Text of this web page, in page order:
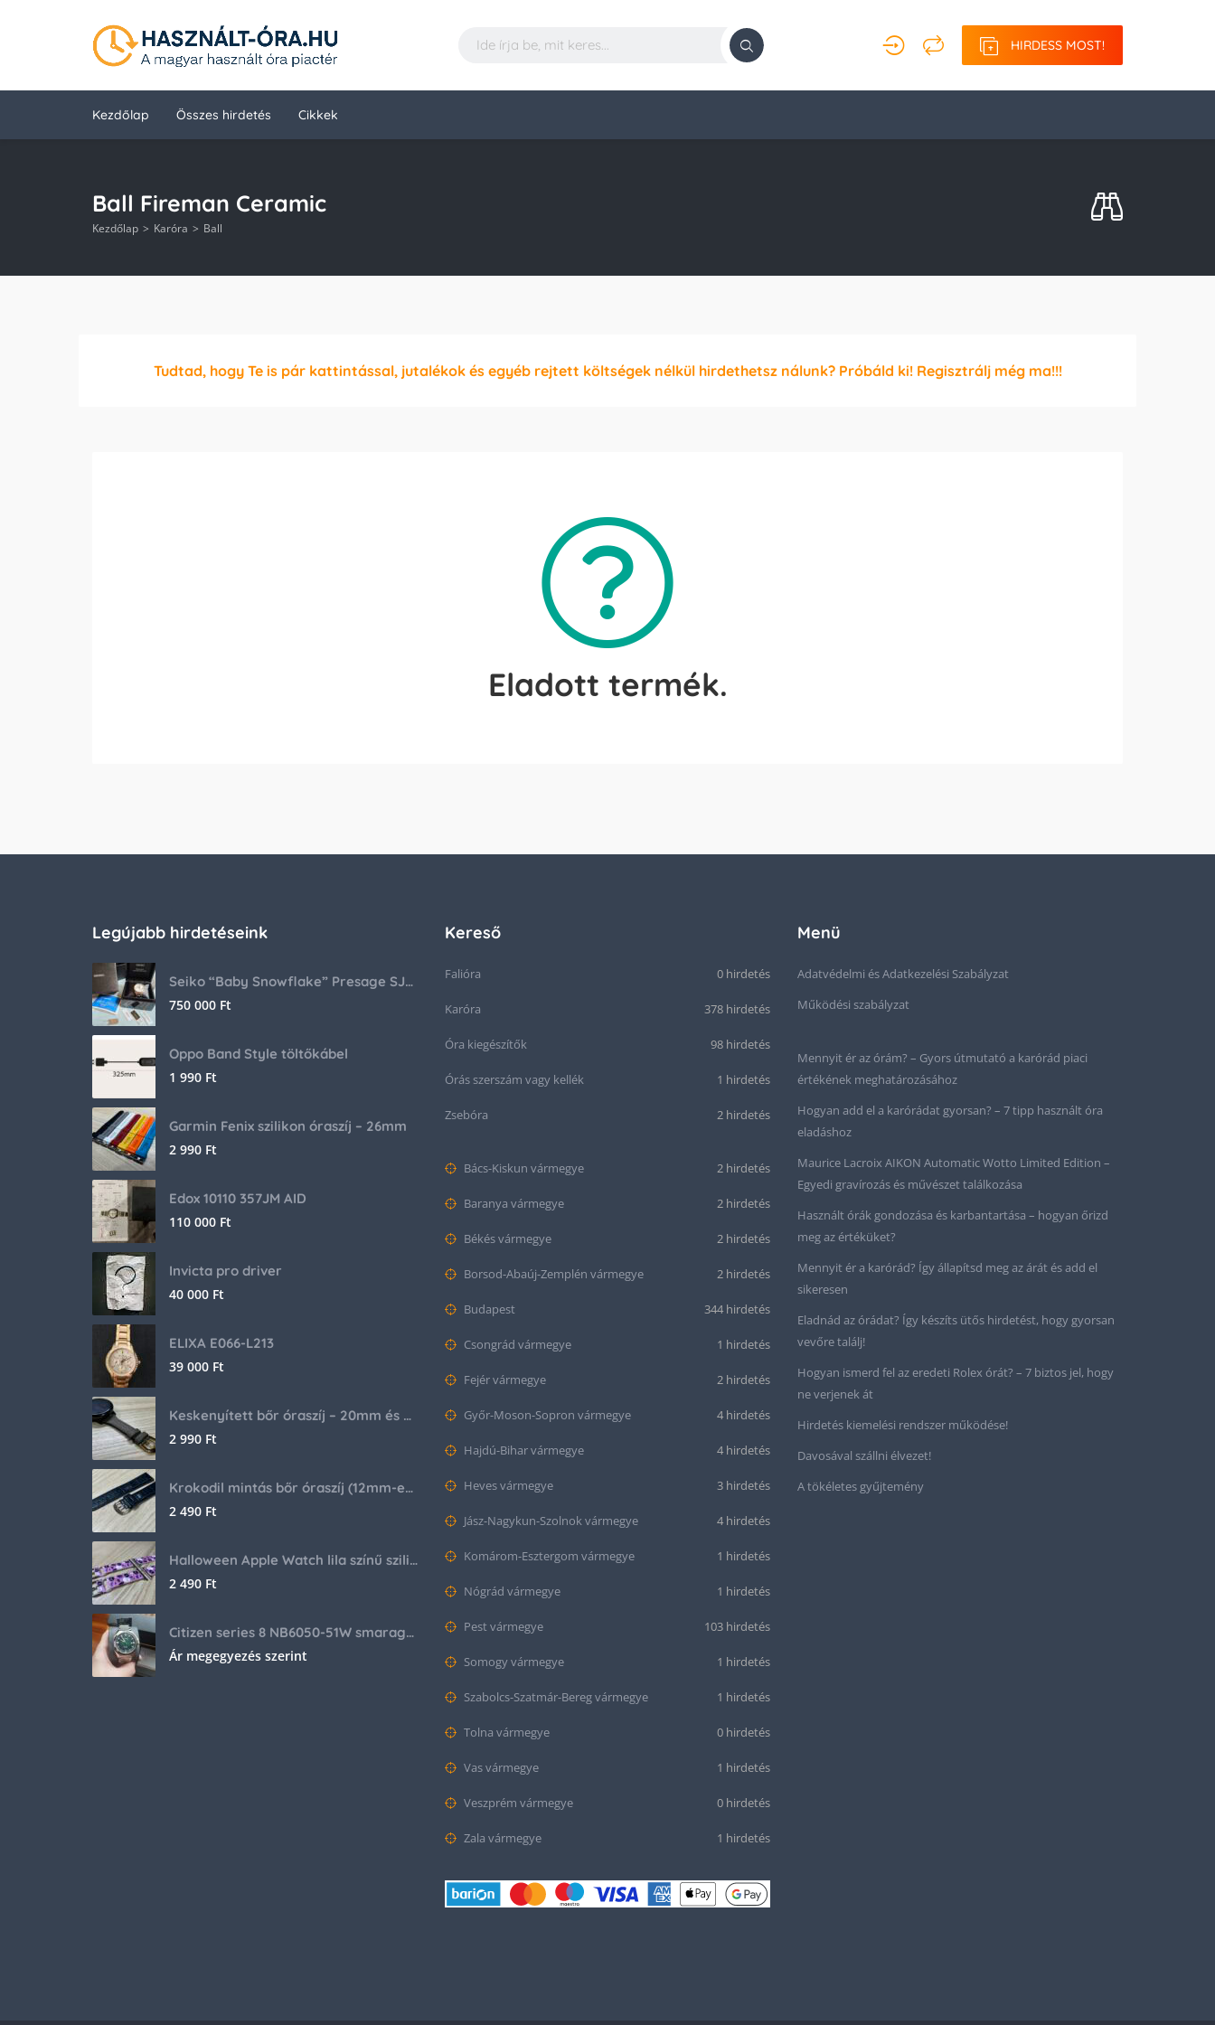
HIRDESS MOST!
Kezdőlap Összes hirdetés Cikkek
Ball Fireman Ceramic
Kezdőlap Karóra Ball
Tudtad, hogy Te is pár kattintással, jutalékok és egyéb rejtett költségek nélkül hirdethetsz nálunk? Próbáld ki! Regisztrálj még ma!!!
Eladott termék.
Legújabb hirdetéseink
Seiko “Baby Snowflake” Presage SJE073J1/SARA015 Limited Edition
750 000 Ft
Oppo Band Style töltőkábel
1 990 Ft
Garmin Fenix szilikon óraszíj – 26mm
2 990 Ft
Edox 10110 357JM AID
110 000 Ft
Invicta pro driver
40 000 Ft
ELIXA E066-L213
39 000 Ft
Keskenyített bőr óraszíj – 20mm és 22mm méretben
2 990 Ft
Krokodil mintás bőr óraszíj (12mm-es befogóval rendelkező órához)
2 490 Ft
Halloween Apple Watch lila színű szilikon óraszíj
2 490 Ft
Citizen series 8 NB6050-51W smaragd színű számlappal
Ár megegyezés szerint
Kereső
Falióra 0 hirdetés
Karóra 378 hirdetés
Óra kiegészítők 98 hirdetés
Órás szerszám vagy kellék 1 hirdetés
Zsebóra 2 hirdetés
Bács-Kiskun vármegye 2 hirdetés
Baranya vármegye 2 hirdetés
Békés vármegye 2 hirdetés
Borsod-Abaúj-Zemplén vármegye 2 hirdetés
Budapest 344 hirdetés
Csongrád vármegye 1 hirdetés
Fejér vármegye 2 hirdetés
Győr-Moson-Sopron vármegye 4 hirdetés
Hajdú-Bihar vármegye 4 hirdetés
Heves vármegye 3 hirdetés
Jász-Nagykun-Szolnok vármegye 4 hirdetés
Komárom-Esztergom vármegye 1 hirdetés
Nógrád vármegye 1 hirdetés
Pest vármegye 103 hirdetés
Somogy vármegye 1 hirdetés
Szabolcs-Szatmár-Bereg vármegye 1 hirdetés
Tolna vármegye 0 hirdetés
Vas vármegye 1 hirdetés
Veszprém vármegye 0 hirdetés
Zala vármegye 1 hirdetés
Menü
Adatvédelmi és Adatkezelési Szabályzat
Működési szabályzat
Mennyit ér az órám? – Gyors útmutató a karórád piaci
értékének meghatározásához
Hogyan add el a karórádat gyorsan? – 7 tipp használt óra
eladáshoz
Maurice Lacroix AIKON Automatic Wotto Limited Edition –
Egyedi gravírozás és művészet találkozása
Használt órák gondozása és karbantartása – hogyan őrizd
meg az értéküket?
Mennyit ér a karórád? Így állapítsd meg az árát és add el
sikeresen
Eladnád az órádat? Így készíts ütős hirdetést, hogy gyorsan
vevőre találj!
Hogyan ismerd fel az eredeti Rolex órát? – 7 biztos jel, hogy
ne verjenek át
Hirdetés kiemelési rendszer működése!
Davosával szállni élvezet!
A tökéletes gyűjtemény